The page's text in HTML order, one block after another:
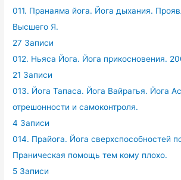
011. Пранаяма йога. Йога дыхания.
Высшего Я.
27 Записи
012. Ньяса Йога. Йога прикосновения.
21 Записи
013. Йога Тапаса. Йога Вайрагья. Йога
отрешонности и самоконтроля.
4 Записи
014. Прайога. Йога сверхспособностей
Праническая помощь тем кому плохо.
5 Записи